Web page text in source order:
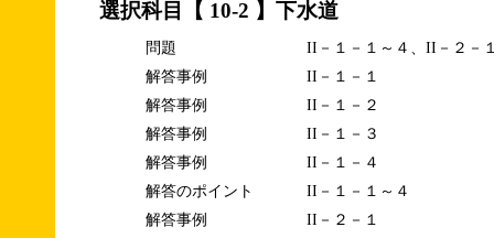
選択科目【 10-2 】下水道
問題
II－１－１～４、II－２－
解答事例
II－１－１
解答事例
II－１－２
解答事例
II－１－３
解答事例
II－１－４
解答のポイント
II－１－１～４
解答事例
II－２－１